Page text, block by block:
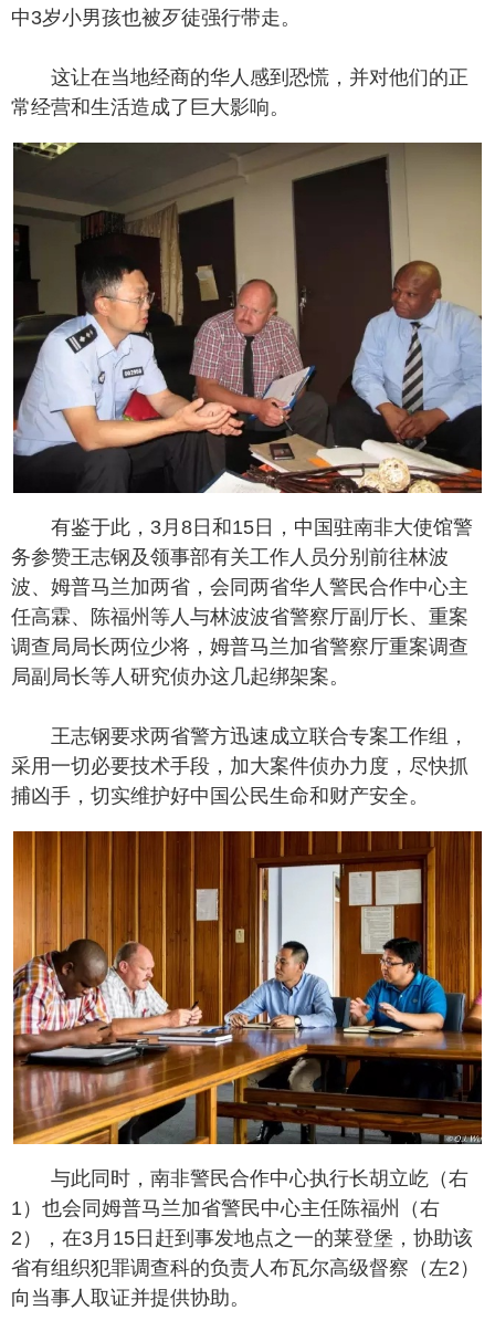
中3岁小男孩也被歹徒强行带走。
这让在当地经商的华人感到恐慌，并对他们的正
常经营和生活造成了巨大影响。
有鉴于此，3月8日和15日，中国驻南非大使馆警
务参赞王志钢及领事部有关工作人员分别前往林波
波、姆普马兰加两省，会同两省华人警民合作中心主
任高霖、陈福州等人与林波波省警察厅副厅长、重案
调查局局长两位少将，姆普马兰加省警察厅重案调查
局副局长等人研究侦办这几起绑架案。
王志钢要求两省警方迅速成立联合专案工作组，
采用一切必要技术手段，加大案件侦办力度，尽快抓
捕凶手，切实维护好中国公民生命和财产安全。
与此同时，南非警民合作中心执行长胡立屹（右
1）也会同姆普马兰加省警民中心主任陈福州（右
2），在3月15日赶到事发地点之一的莱登堡，协助该
省有组织犯罪调查科的负责人布瓦尔高级督察（左2）
向当事人取证并提供协助。